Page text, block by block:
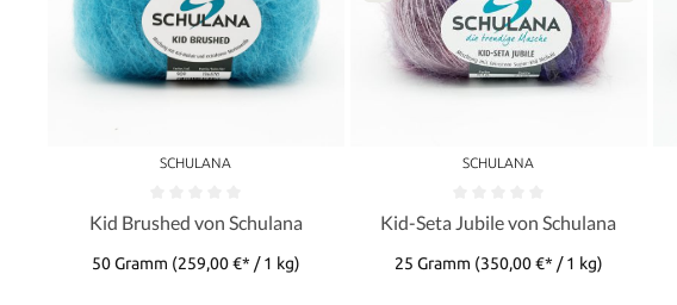
SCHULANA
Kid Brushed von Schulana
50 Gramm (259,00 €* / 1 kg)
SCHULANA
Kid-Seta Jubile von Schulana
25 Gramm (350,00 €* / 1 kg)